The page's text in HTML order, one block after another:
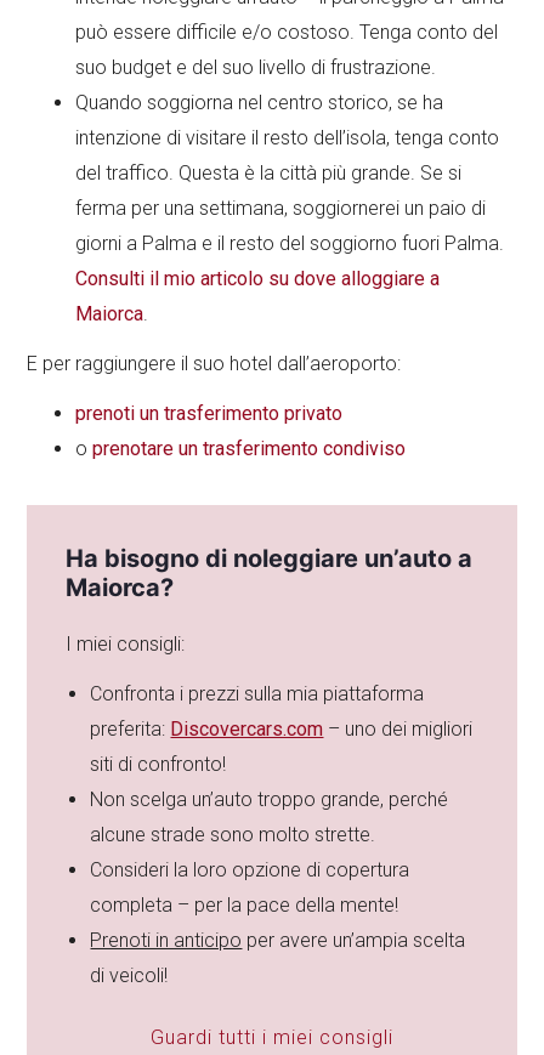
può essere difficile e/o costoso. Tenga conto del
suo budget e del suo livello di frustrazione.
Quando soggiorna nel centro storico, se ha
intenzione di visitare il resto dell’isola, tenga conto
del traffico. Questa è la città più grande. Se si
ferma per una settimana, soggiornerei un paio di
giorni a Palma e il resto del soggiorno fuori Palma.
Consulti il mio articolo su dove alloggiare a
Maiorca.
E per raggiungere il suo hotel dall’aeroporto:
prenoti un trasferimento privato
oprenotare un trasferimento condiviso
Ha bisogno di noleggiare un’auto a
Maiorca?
I miei consigli:
Confronta i prezzi sulla mia piattaforma
preferita: Discovercars.com – uno dei migliori
siti di confronto!
Non scelga un’auto troppo grande, perché
alcune strade sono molto strette.
Consideri la loro opzione di copertura
completa – per la pace della mente!
Prenoti in anticipo per avere un’ampia scelta
di veicoli!
Guardi tutti i miei consigli